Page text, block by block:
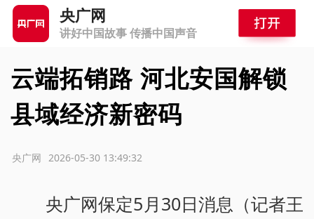
央广网
讲好中国故事 传播中国声音
云端拓销路 河北安国解锁
县域经济新密码
2026-05-30 13:49:32
央广网
央广网保定5月30日消息（记者王